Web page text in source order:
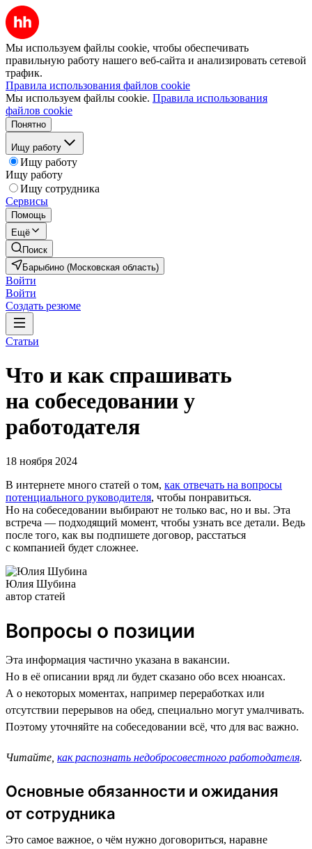
Мы используем файлы cookie, чтобы обеспечивать
правильную работу нашего веб-сайта и анализировать сетевой
трафик.
Правила использования файлов cookie
Мы используем файлы cookie. Правила использования
файлов cookie
Понятно
Ищу работу
Ищу работу
Ищу работу
Ищу сотрудника
Сервисы
Помощь
Ещё
Поиск
Барыбино (Московская область)
Войти
Войти
Создать резюме
Статьи
Что и как спрашивать
на собеседовании у
работодателя
18 ноября 2024
В интернете много статей о том, как отвечать на вопросы
потенциального руководителя, чтобы понравиться.
Но на собеседовании выбирают не только вас, но и вы. Эта
встреча — подходящий момент, чтобы узнать все детали. Ведь
после того, как вы подпишете договор, расстаться
с компанией будет сложнее.
Юлия Шубина
автор статей
Вопросы о позиции
Эта информация частично указана в вакансии.
Но в её описании вряд ли будет сказано обо всех нюансах.
А о некоторых моментах, например переработках или
отсутствии перерывов на обед, специально могут умалчивать.
Поэтому уточняйте на собеседовании всё, что для вас важно.
Читайте, как распознать недобросовестного работодателя.
Основные обязанности и ожидания
от сотрудника
Это самое важное, о чём нужно договориться, наравне